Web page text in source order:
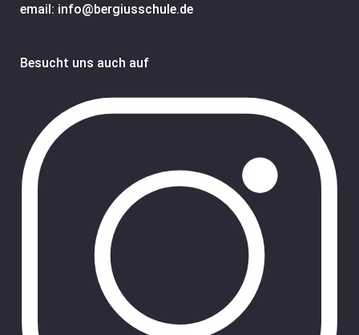
email: info@bergiusschule.de
Besucht uns auch auf